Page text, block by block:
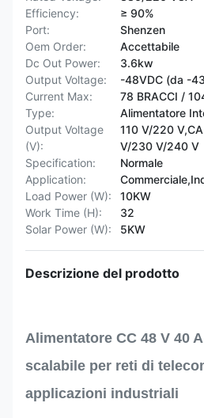
Efficiency:
≥ 90%
Port:
Shenzen
Oem Order:
Accettabile
Dc Out Power:
3.6kw
Output Voltage:
-48VDC (da -
Current Max:
78 BRACCI /
Type:
Alimentatore
Output Voltage
(V):
110 V/220
V/230 V/240 V
Specification:
Normale
Application:
Load Power (W):
10KW
Work Time (H):
32
Solar Power (W):
5KW
Descrizione del prodotto
Alimentatore CC 48 V 40
scalabile per reti di
applicazioni industriali